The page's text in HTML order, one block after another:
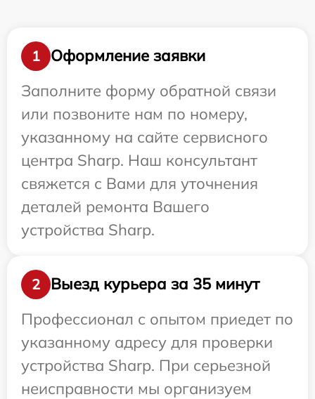
1
Оформление заявки
Заполните форму обратной связи
или позвоните нам по номеру,
указанному на сайте сервисного
центра Sharp. Наш консультант
свяжется с Вами для уточнения
деталей ремонта Вашего
устройства Sharp.
2
Выезд курьера за 35 минут
Профессионал с опытом приедет по
указанному адресу для проверки
устройства Sharp. При серьезной
неисправности мы организуем